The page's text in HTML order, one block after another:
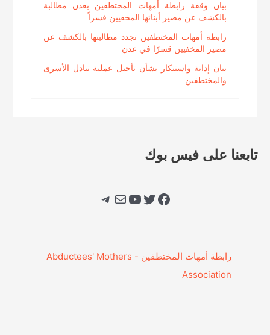
بيان وقفة رابطة أمهات المختطفين بعدن مطالبة
بالكشف عن مصير أبنائها المخفيين قسراً
رابطة أمهات المختطفين تجدد مطالبتها بالكشف عن
مصير المخفيين قسرًا في عدن
بيان إدانة واستنكار بشأن تأجيل عملية تبادل الأسرى
والمختطفين
تابعنا على فيس بوك
فيسبوك تويتر يوتيوببريد تيليجرام
‎رابطة أمهات المختطفين - Abductees' Mothers
Association‎